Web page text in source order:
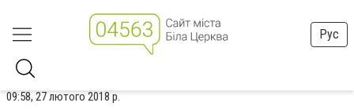
Рус
09:58, 27 лютого 2018 р.